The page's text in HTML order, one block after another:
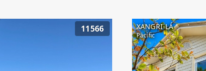
11566 XANGRI-LÁ
Pacific